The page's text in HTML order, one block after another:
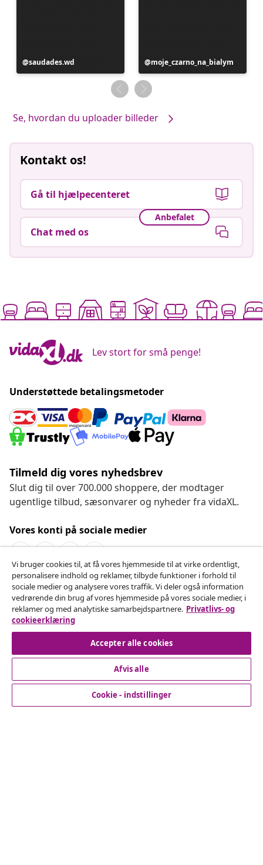
Opslag
offentliggjort
saudades.wd
Opslag
offentliggjort
af
moje_czarno_na_bialym
Se, hvordan du uploader billeder
Kontakt os!
Gå til hjælpecenteret
Anbefalet
Chat med os
Lev stort for små penge!
Understøttede betalingsmetoder
Tilmeld dig vores nyhedsbrev
Slut dig til over 700.000 shoppere, der modtager
ugentlige tilbud, sæsonvarer og nyheder fra vidaXL.
Vores konti på sociale medier
Fortryd køb
Indsend en anmodning om at fortryde din ordre.
Fortryd køb
Kundeservice
Vi bruger cookies til, at få vores hjemmeside til at virke ordentligt,
personalisere indhold og reklamer, tilbyde funktioner i forhold til
sociale medier og analysere vores traffik. Vi deler også information
vedrørende din brug af vores hjemmeside på vores sociale medier, i
reklamer og med analytiske samarbejdspartnere. Privatlivs- og
cookieerklæring
Accepter alle cookies
Afvis alle
Cookie - indstillinger